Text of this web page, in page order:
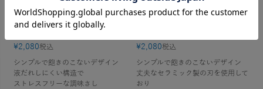
液だれしにくい醤油さし
スタビアリュクス プッシュ調
味差しM
¥2,080税込
シンプルで飽きのこないデザイン
液だれしにくい構造で
ストレスフリーな調味さし
挽きたての香りと風味が楽しめます
¥2,080税込
シンプルで飽きのこないデザイン
丈夫なセラミック製の刃を使用して
おり